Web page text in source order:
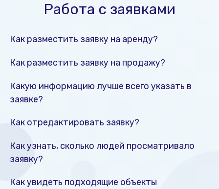
Работа с заявками
Как разместить заявку на аренду?
Как разместить заявку на продажу?
Какую информацию лучше всего указать в
заявке?
Как отредактировать заявку?
Как узнать, сколько людей просматривало
заявку?
Как увидеть подходящие объекты